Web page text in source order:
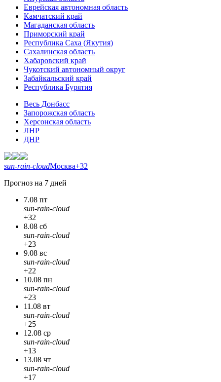
Еврейская автономная область
Камчатский край
Магаданская область
Приморский край
Республика Саха (Якутия)
Сахалинская область
Хабаровский край
Чукотский автономный округ
Забайкальский край
Республика Бурятия
Весь Донбасс
Запорожская область
Херсонская область
ЛНР
ДНР
sun-rain-cloudМосква+32
Прогноз на 7 дней
7.08 пт
sun-rain-cloud
+32
8.08 сб
sun-rain-cloud
+23
9.08 вс
sun-rain-cloud
+22
10.08 пн
sun-rain-cloud
+23
11.08 вт
sun-rain-cloud
+25
12.08 ср
sun-rain-cloud
+13
13.08 чт
sun-rain-cloud
+17